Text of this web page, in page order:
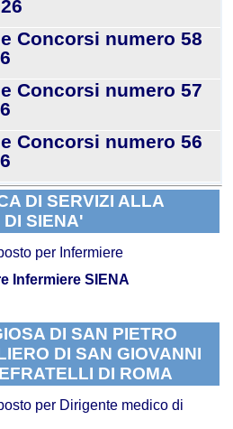
Concorsi numero 58
Concorsi numero 57
Concorsi numero 56
DI SERVIZI ALLA
SIENA'
per Infermiere
Infermiere SIENA
DI SAN PIETRO
DI SAN GIOVANNI
DI ROMA
per Dirigente medico di